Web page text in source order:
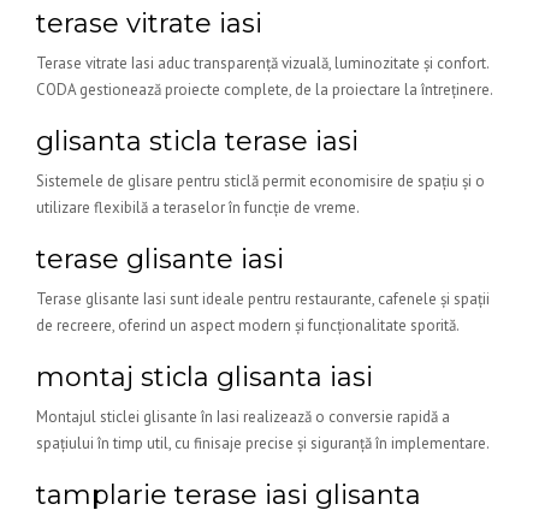
terase vitrate iasi
Terase vitrate Iasi aduc transparență vizuală, luminozitate și confort.
CODA gestionează proiecte complete, de la proiectare la întreținere.
glisanta sticla terase iasi
Sistemele de glisare pentru sticlă permit economisire de spațiu și o
utilizare flexibilă a teraselor în funcție de vreme.
terase glisante iasi
Terase glisante Iasi sunt ideale pentru restaurante, cafenele și spații
de recreere, oferind un aspect modern și funcționalitate sporită.
montaj sticla glisanta iasi
Montajul sticlei glisante în Iasi realizează o conversie rapidă a
spațiului în timp util, cu finisaje precise și siguranță în implementare.
tamplarie terase iasi glisanta